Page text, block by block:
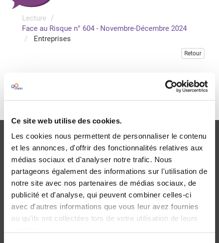
Ce site web utilise des cookies.
Les cookies nous permettent de personnaliser le contenu
et les annonces, d'offrir des fonctionnalités relatives aux
médias sociaux et d'analyser notre trafic. Nous
partageons également des informations sur l'utilisation de
notre site avec nos partenaires de médias sociaux, de
publicité et d'analyse, qui peuvent combiner celles-ci
avec d'autres informations que vous leur avez fournies
ou qu'ils ont collectées lors de votre utilisation de leurs
Lecture
Face au Risque n° 604 - Novembre-Décembre 2024
Entreprises
Retour
Veuillez vous connecter pour accéder à cette publication
Livraison
dans le monde entier